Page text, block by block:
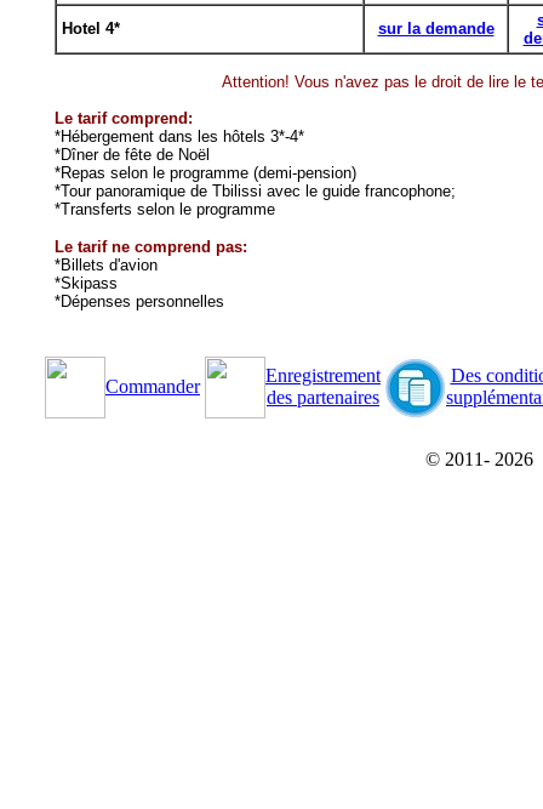
Hotel 4* sur la demande
Attention! Vous n'avez pas le droit de lire le
Le tarif comprend:
*Hébergement dans les hôtels 3*-4*
*Dîner de fête de Noël
*Repas selon le programme (demi-pension)
*Tour panoramique de Tbilissi avec le guide francophone;
*Transferts selon le programme
Le tarif ne comprend pas:
*Billets d'avion
*Skipass
*Dépenses personnelles
Commander
Enregistrement
des partenaires
Des
© 2011- 2026